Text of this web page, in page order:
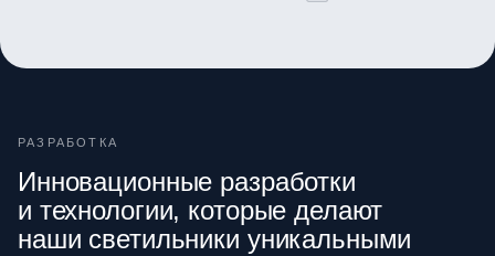
РАЗРАБОТКА
Инновационные разработки
и технологии, которые делают
наши светильники уникальными